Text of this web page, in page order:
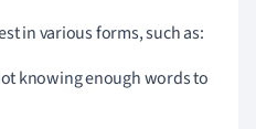
in various forms, such as:
knowing enough words to